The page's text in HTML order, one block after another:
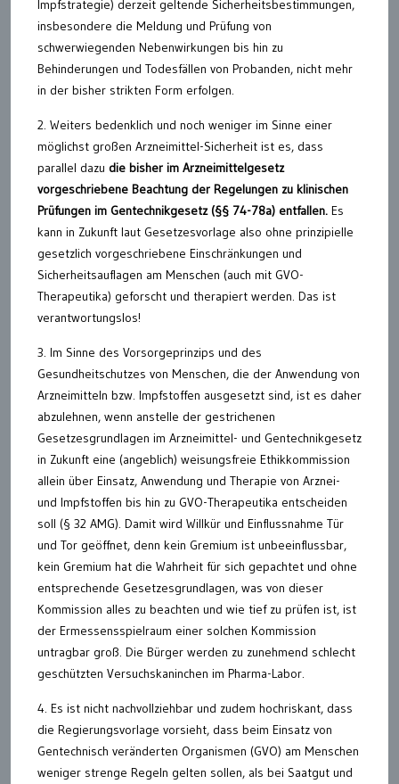
Impfstrategie) derzeit geltende Sicherheitsbestimmungen,
insbesondere die Meldung und Prüfung von
schwerwiegenden Nebenwirkungen bis hin zu
Behinderungen und Todesfällen von Probanden, nicht mehr
in der bisher strikten Form erfolgen.
2. Weiters bedenklich und noch weniger im Sinne einer
möglichst großen Arzneimittel-Sicherheit ist es, dass
parallel dazu die bisher im Arzneimittelgesetz
vorgeschriebene Beachtung der Regelungen zu klinischen
Prüfungen im Gentechnikgesetz (§§ 74-78a) entfallen. Es
kann in Zukunft laut Gesetzesvorlage also ohne prinzipielle
gesetzlich vorgeschriebene Einschränkungen und
Sicherheitsauflagen am Menschen (auch mit GVO-
Therapeutika) geforscht und therapiert werden. Das ist
verantwortungslos!
3. Im Sinne des Vorsorgeprinzips und des
Gesundheitschutzes von Menschen, die der Anwendung von
Arzneimitteln bzw. Impfstoffen ausgesetzt sind, ist es daher
abzulehnen, wenn anstelle der gestrichenen
Gesetzesgrundlagen im Arzneimittel- und Gentechnikgesetz
in Zukunft eine (angeblich) weisungsfreie Ethikkommission
allein über Einsatz, Anwendung und Therapie von Arznei-
und Impfstoffen bis hin zu GVO-Therapeutika entscheiden
soll (§ 32 AMG). Damit wird Willkür und Einflussnahme Tür
und Tor geöffnet, denn kein Gremium ist unbeeinflussbar,
kein Gremium hat die Wahrheit für sich gepachtet und ohne
entsprechende Gesetzesgrundlagen, was von dieser
Kommission alles zu beachten und wie tief zu prüfen ist, ist
der Ermessensspielraum einer solchen Kommission
untragbar groß. Die Bürger werden zu zunehmend schlecht
geschützten Versuchskaninchen im Pharma-Labor.
4. Es ist nicht nachvollziehbar und zudem hochriskant, dass
die Regierungsvorlage vorsieht, dass beim Einsatz von
Gentechnisch veränderten Organismen (GVO) am Menschen
weniger strenge Regeln gelten sollen, als bei Saatgut und